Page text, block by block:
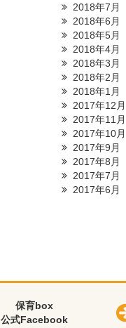
2018年7月
2018年6月
2018年5月
2018年4月
2018年3月
2018年2月
2018年1月
2017年12月
2017年11月
2017年10月
2017年9月
2017年8月
2017年7月
2017年6月
保育box
公式Facebook